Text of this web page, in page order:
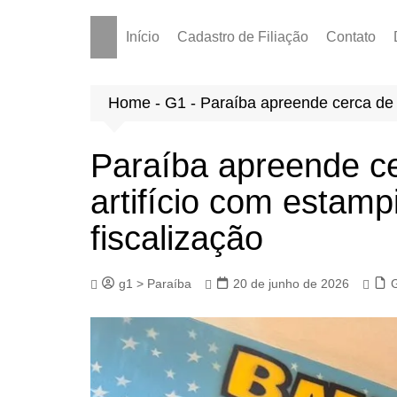
Início Cadastro de Filiação Contato
Home - G1 - Paraíba apreende cerca
Paraíba apreende
artifício com
fiscalização
g1 > Paraíba 20 de junho de 2026